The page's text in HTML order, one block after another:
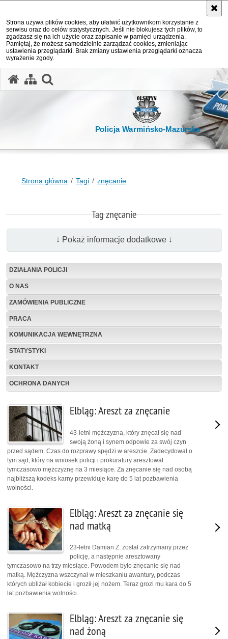
Strona używa plików cookies, aby ułatwić użytkownikom korzystanie z
serwisu oraz do celów statystycznych. Jeśli nie blokujesz tych plików, to
zgadzasz się na ich użycie oraz zapisanie w pamięci urządzenia.
Pamiętaj, że możesz samodzielnie zarządzać cookies, zmieniając
ustawienia przeglądarki. Brak zmiany ustawienia przeglądarki oznacza
wyrażenie zgody.
Policja Warmińsko-Mazurska
Strona główna Tagi znęcanie
Tag znęcanie
↓ Pokaż informacje dodatkowe ↓
DZIAŁANIA POLICJI
O NAS
ZAMÓWIENIA PUBLICZNE
PRACA
KOMUNIKACJA WEWNĘTRZNA
STATYSTYKI
KONTAKT
OCHRONA DANYCH
Elbląg: Areszt za znęcanie
43-letni mężczyzna, który znęcał się nad
swoją żoną i synem odpowie za swój czyn
przed sądem. Czas do rozprawy spędzi w areszcie. Zadecydował o
tym sąd, który na wniosek policji i prokuratury aresztował
tymczasowo mężczyznę na 3 miesiące. Za znęcanie się nad osobą
najbliższą kodeks karny przewiduje karę do 5 lat pozbawienia
wolności.
Elbląg: Areszt za znęcanie się
nad matką
23-letni Damian Z. został zatrzymany przez
policję, a następnie aresztowany
tymczasowo na trzy miesiące. Powodem było znęcanie się nad
matką. Mężczyzna wszczynał w mieszkaniu awantury, podczas
których ubliżał kobiecie i groził jej nożem. Teraz grozi mu kara do 5
lat pozbawienia wolności.
Elbląg: Areszt za znęcanie się
nad żoną